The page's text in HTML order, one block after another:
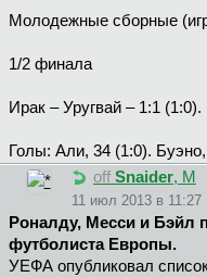
Молодежные сборные
1/2 финала
Ирак – Уругвай – 1:1
Голы: Али, 34 (1:0).
off Snaider, М
11 июл 2013 в 11:27
Роналду, Месси и Бэйл
футболиста Европы.
УЕФА опубликовал